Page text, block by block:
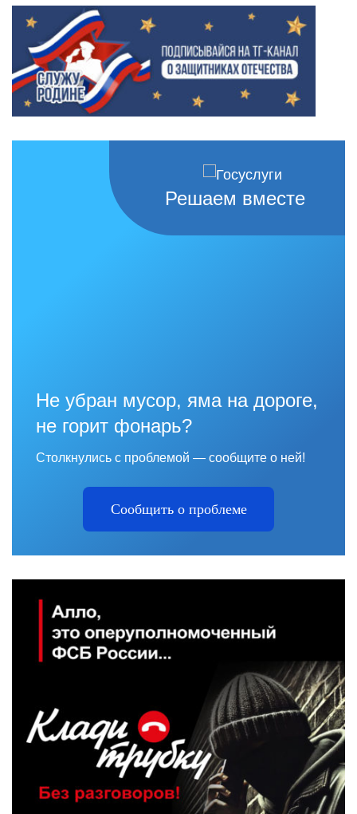
Решаем вместе
Не убран мусор, яма на дороге,
не горит фонарь?
Столкнулись с проблемой — сообщите о ней!
Сообщить о проблеме